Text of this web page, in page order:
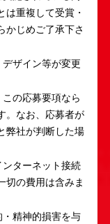
は重複して受賞・
かじめご了承下さ
ザイン等が変更
の応募要項なら
。なお、応募者が
弊社が判断した場
ターネット接続
切の費用は含みま
精神的損害を与